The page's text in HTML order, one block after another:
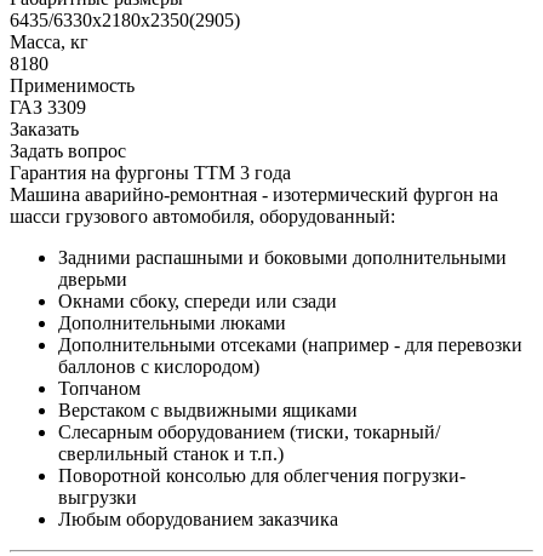
6435/6330х2180х2350(2905)
Масса, кг
8180
Применимость
ГАЗ 3309
Заказать
Задать вопрос
Гарантия на фургоны ТТМ 3 года
Машина аварийно-ремонтная - изотермический фургон на
шасси грузового автомобиля, оборудованный:
Задними распашными и боковыми дополнительными
дверьми
Окнами сбоку, спереди или сзади
Дополнительными люками
Дополнительными отсеками (например - для перевозки
баллонов с кислородом)
Топчаном
Верстаком с выдвижными ящиками
Слесарным оборудованием (тиски, токарный/
сверлильный станок и т.п.)
Поворотной консолью для облегчения погрузки-
выгрузки
Любым оборудованием заказчика